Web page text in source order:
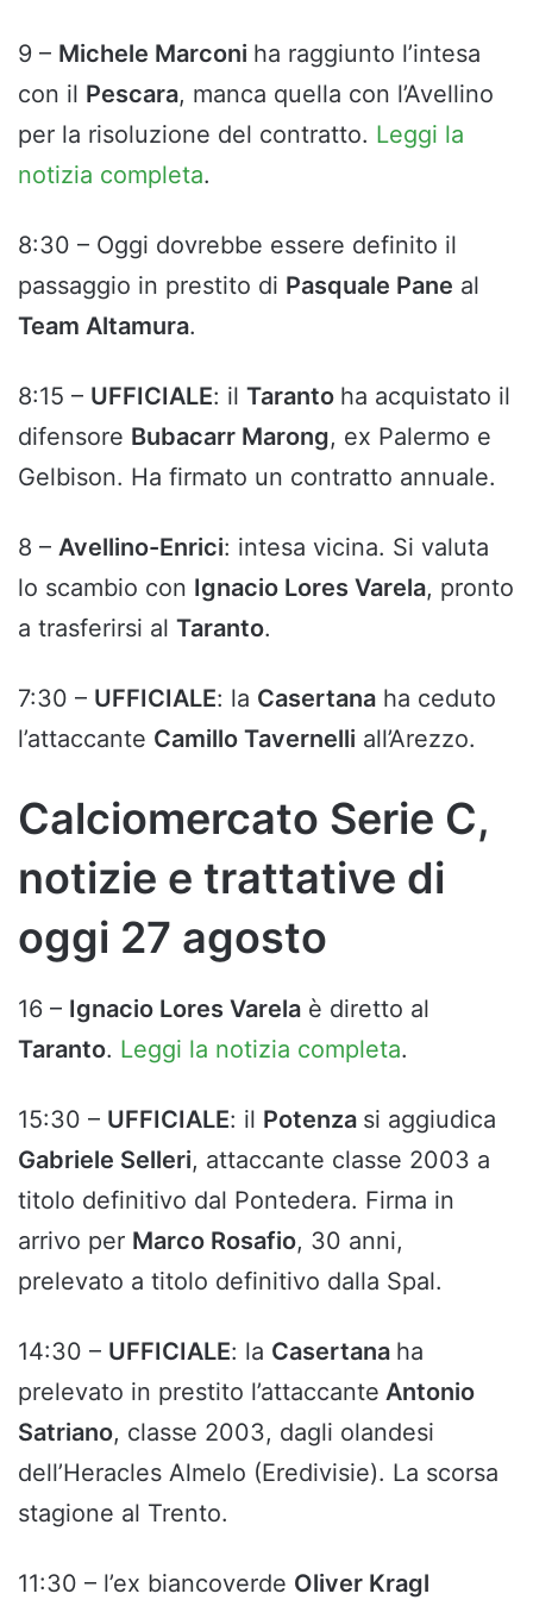
9 – Michele Marconi ha raggiunto l’intesa
con il Pescara, manca quella con l’Avellino
per la risoluzione del contratto. Leggi la
notizia completa.
8:30 – Oggi dovrebbe essere definito il
passaggio in prestito di Pasquale Pane al
Team Altamura.
8:15 – UFFICIALE: il Taranto ha acquistato il
difensore Bubacarr Marong, ex Palermo e
Gelbison. Ha firmato un contratto annuale.
8 – Avellino-Enrici: intesa vicina. Si valuta
lo scambio con Ignacio Lores Varela, pronto
a trasferirsi al Taranto.
7:30 – UFFICIALE: la Casertana ha ceduto
l’attaccante Camillo Tavernelli all’Arezzo.
Calciomercato Serie C,
notizie e trattative di
oggi 27 agosto
16 – Ignacio Lores Varela è diretto al
Taranto. Leggi la notizia completa.
15:30 – UFFICIALE: il Potenza si aggiudica
Gabriele Selleri, attaccante classe 2003 a
titolo definitivo dal Pontedera. Firma in
arrivo per Marco Rosafio, 30 anni,
prelevato a titolo definitivo dalla Spal.
14:30 – UFFICIALE: la Casertana ha
prelevato in prestito l’attaccante Antonio
Satriano, classe 2003, dagli olandesi
dell’Heracles Almelo (Eredivisie). La scorsa
stagione al Trento.
11:30 – l’ex biancoverde Oliver Kragl